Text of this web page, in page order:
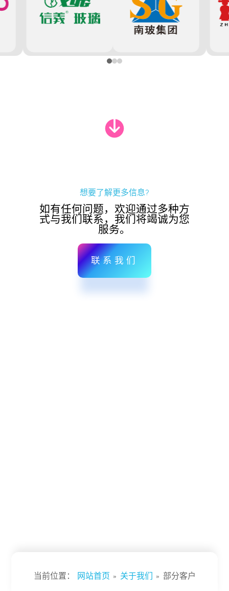
想要了解更多信息?
如有任何问题，欢迎通过多种方
式与我们联系，我们将竭诚为您
服务。
联系我们
当前位置： 网站首页 » 关于我们 » 部分客户